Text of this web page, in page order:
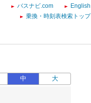
バスナビ.com
English
乗換・時刻表検索トップ
中 大